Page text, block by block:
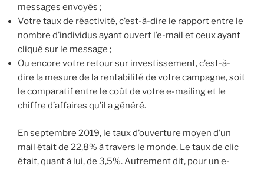
messages envoyés ;
Votre taux de réactivité, c’est-à-dire le rapport entre le
nombre d’individus ayant ouvert l’e-mail et ceux ayant
cliqué sur le message ;
Ou encore votre retour sur investissement, c’est-à-
dire la mesure de la rentabilité de votre campagne, soit
le comparatif entre le coût de votre e-mailing et le
chiffre d’affaires qu’il a généré.
En septembre 2019, le taux d’ouverture moyen d’un
mail était de 22,8% à travers le monde. Le taux de clic
était, quant à lui, de 3,5%. Autrement dit, pour un e-